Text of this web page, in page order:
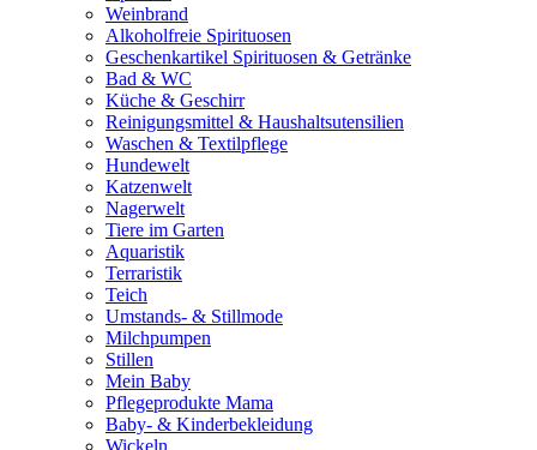
Weinbrand
Alkoholfreie Spirituosen
Geschenkartikel Spirituosen & Getränke
Bad & WC
Küche & Geschirr
Reinigungsmittel & Haushaltsutensilien
Waschen & Textilpflege
Hundewelt
Katzenwelt
Nagerwelt
Tiere im Garten
Aquaristik
Terraristik
Teich
Umstands- & Stillmode
Milchpumpen
Stillen
Mein Baby
Pflegeprodukte Mama
Baby- & Kinderbekleidung
Wickeln